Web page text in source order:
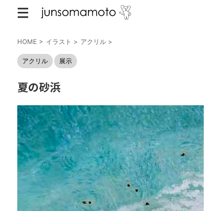
HOME > イラスト > アクリル >
アクリル 展示
夏の砂浜